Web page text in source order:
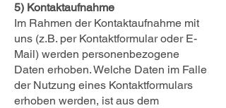
5) Kontaktaufnahme
Im Rahmen der Kontaktaufnahme mit
uns (z.B. per Kontaktformular oder E-
Mail) werden personenbezogene
Daten erhoben. Welche Daten im Falle
der Nutzung eines Kontaktformulars
erhoben werden, ist aus dem